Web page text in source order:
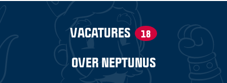
VACATURES 18
OVER NEPTUNUS